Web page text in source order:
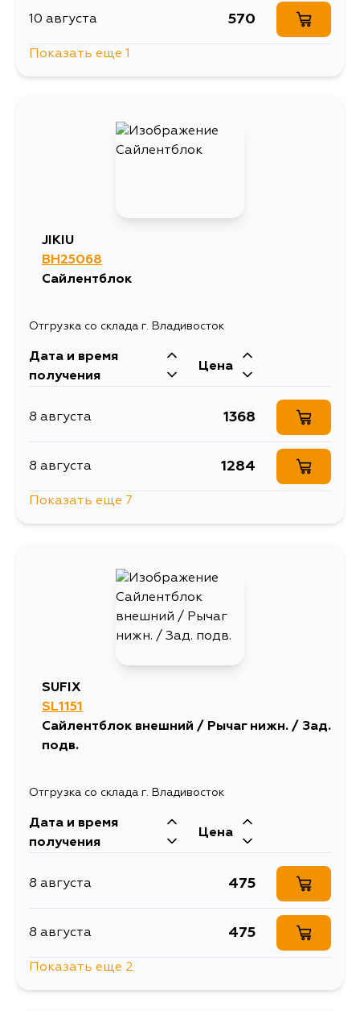
10 августа 570
Показать еще 1
JIKIU
BH25068
Сайлентблок
Отгрузка со склада г. Владивосток
Дата и время
получения
Цена
8 августа 1368
8 августа 1284
2000
1629
13 августа
Показать еще 7
SUFIX
SL1151
Сайлентблок внешний / Рычаг нижн. / Зад.
подв.
Отгрузка со склада г. Владивосток
Дата и время
получения
Цена
8 августа 475
8 августа 475
Показать еще 2